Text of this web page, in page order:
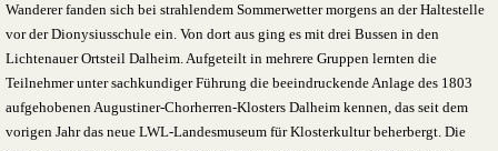
Wanderer fanden sich bei strahlendem Sommerwetter morgens an der Haltestelle
vor der Dionysiusschule ein. Von dort aus ging es mit drei Bussen in den
Lichtenauer Ortsteil Dalheim. Aufgeteilt in mehrere Gruppen lernten die
Teilnehmer unter sachkundiger Führung die beeindruckende Anlage des 1803
aufgehobenen Augustiner-Chorherren-Klosters Dalheim kennen, das seit dem
vorigen Jahr das neue LWL-Landesmuseum für Klosterkultur beherbergt. Die